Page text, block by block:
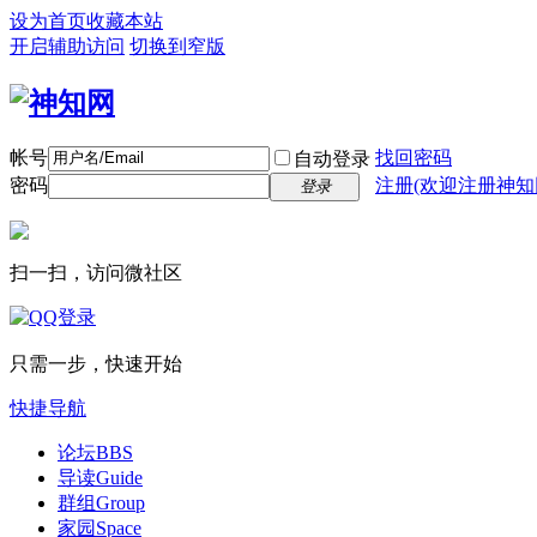
设为首页收藏本站
开启辅助访问 切换到窄版
帐号 自动登录 找回密码
密码
登录 注册(欢迎注册神
扫一扫，访问微社区
只需一步，快速开始
快捷导航
论坛BBS
导读Guide
群组Group
家园 Space